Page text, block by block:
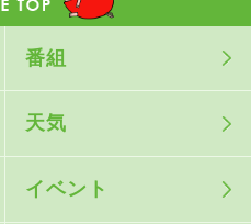
番組
天気
イベント